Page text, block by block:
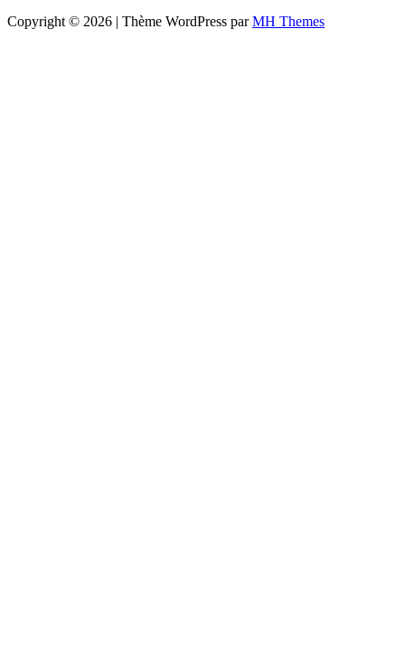
Copyright © 2026 | Thème WordPress parMH Themes